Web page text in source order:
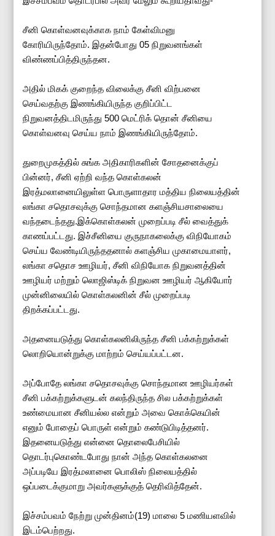
சீனி கொள்வனவுக்காக நாம் கேள்விமனு ​
கோரியிருந்தோம். இதன்போது 05 நிறுவனங்கள்
விண்ணப்பித்திருந்தன.
அதில் மிகக் குறைந்த விலைக்கு சீனி விற்பனை
செய்வதற்கு இணங்கியிருந்த குறிப்பிட்ட
நிறுவனத்திடமிருந்து 500 மெட்ரிக் தொன் சீனியை
கொள்வனவு செய்ய நாம் இணங்கியிருந்தோம்.
துறைமுகத்தில் சுங்க அதிகாரிகளின் சோதனைக்குப்
பின்னர், சீனி ஏற்றி வந்த கொள்கலன்
இரத்மலானையிலுள்ள பொருளாதார மத்திய நிலையத்தின்
லங்கா சதொசவுக்கு சொந்தமான களஞ்சியசாலையை
வந்தடைந்தது.இக்கொள்கலன் முறைப்படி சீல் வைத்துக்
காணப்பட்டது. இச்சீனியை குருநாகலைக்கு விநியோகம்
செய்ய வேண்டியிருந்ததனால் களஞ்சிய முகாமையாளர்,
லங்கா சதொச ஊழியர், சீனி விநியோக நிறுவனத்தின்
ஊழியர் மற்றும் லொஜிஸ்டிக் நிறுவன ஊழியர் ஆகியோர்
முன்னிலையில் கொள்கலனின் சீல் முறைப்படி
திறக்கப்பட்டது.
அதனையடுத்து கொள்கலனிலிருந்த சீனி பக்கற்றுக்கள்
லொறியொன்றுக்கு மாற்றம் செய்யப்பட்டன.
அப்போதே லங்கா சதொசவுக்கு சொந்தமான ஊழியர்கள்
சீனி பக்கற்றுக்களுடன் கலந்திருந்த சில பக்கற்றுக்கள்
உண்மையான சீனியல்ல என்றும் அவை கொக்கெயின்
எனும் போதைப் பொருள் என்றும் கண்டுபிடித்தனர்.
இதனையடுத்து என்னை தொலைபேசியில்
தொடர்புகொண்டபோது நான் அந்த கொள்கலனை
அப்படியே இரத்மலானை பொலிஸ் நிலையத்தில்
ஒப்படைக்குமாறு அவர்களுக்குத் தெரிவித்தேன்.
இச்சம்பவம் நேற்று முன்தினம்(19) மாலை 5 மணியளவில்
இடம்பெற்றது.